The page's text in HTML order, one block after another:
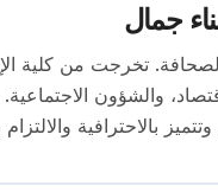
جمال
بخبرة تتجاوز 10 سنوات في
والشؤون
بالاحترافية والالتزام